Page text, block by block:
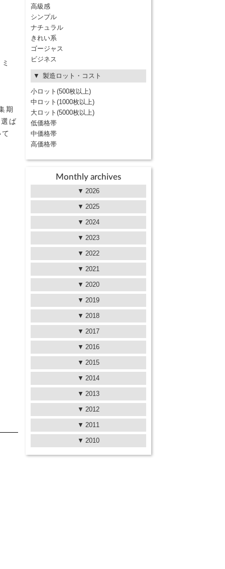
期
ば
高級感
シンプル
ナチュラル
きれい系
ゴージャス
ビジネス
製造ロット・コスト
小ロット(500枚以上)
中ロット(1000枚以上)
大ロット(5000枚以上)
低価格帯
中価格帯
高価格帯
Monthly archives
2026
2025
2024
2023
2022
2021
2020
2019
2018
2017
2016
2015
2014
2013
2012
2011
2010